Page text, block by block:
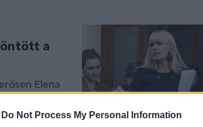
Do Not Process My Personal Information
a
Elena